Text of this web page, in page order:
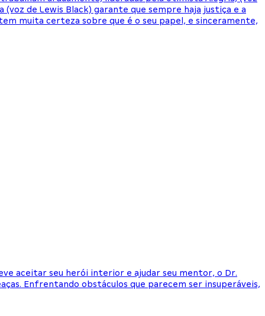
(voz de Lewis Black) garante que sempre haja justiça e a
muita certeza sobre que é o seu papel, e sinceramente,
aceitar seu herói interior e ajudar seu mentor, o Dr.
Enfrentando obstáculos que parecem ser insuperáveis,